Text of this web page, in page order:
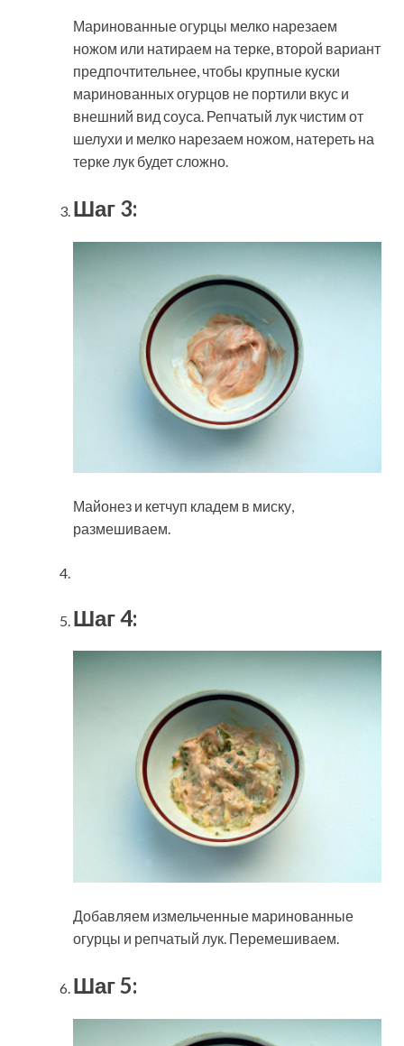
Маринованные огурцы мелко нарезаем
ножом или натираем на терке, второй вариант
предпочтительнее, чтобы крупные куски
маринованных огурцов не портили вкус и
внешний вид соуса. Репчатый лук чистим от
шелухи и мелко нарезаем ножом, натереть на
терке лук будет сложно.
Шаг 3:
Майонез и кетчуп кладем в миску,
размешиваем.
Шаг 4:
Добавляем измельченные маринованные
огурцы и репчатый лук. Перемешиваем.
Шаг 5: